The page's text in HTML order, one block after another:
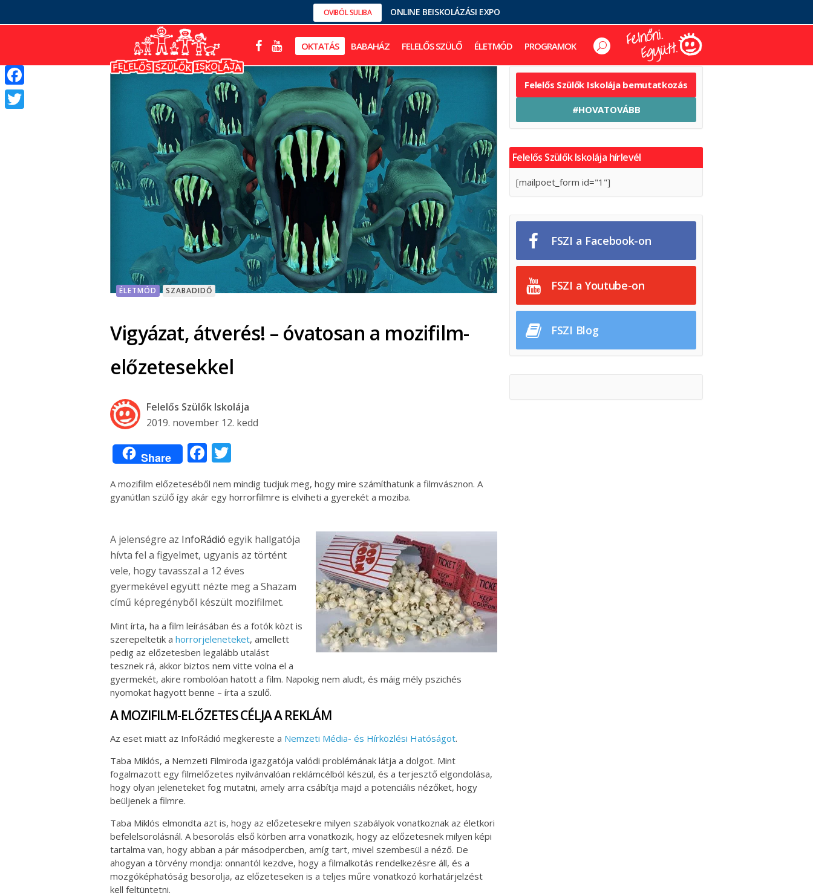
OVIBÓL SULIBA ONLINE BEISKOLÁZÁSI EXPO
OKTATÁS BABAHÁZ FELELŐS SZÜLŐ ÉLETMÓD PROGRAMOK
ÉLETMÓD SZABADIDŐ
Vigyázat, átverés! – óvatosan a mozifilm-
előzetesekkel
Felelős Szülők Iskolája
2019. november 12. kedd
Share Facebook
A mozifilm előzeteséből nem mindig tudjuk meg, hogy mire számíthatunk a filmvásznon. A
gyanútlan szülő így akár egy horrorfilmre is elviheti a gyerekét a moziba.
A jelenségre az InfoRádió egyik hallgatója
hívta fel a figyelmet, ugyanis az történt
vele, hogy tavasszal a 12 éves
gyermekével együtt nézte meg a Shazam
című képregényből készült mozifilmet.
Mint írta, ha a film leírásában és a fotók közt is
szerepeltetik a horrorjeleneteket, amellett
pedig az előzetesben legalább utalást
tesznek rá, akkor biztos nem vitte volna el a
gyermekét, akire rombolóan hatott a film. Napokig nem aludt, és máig mély pszichés
nyomokat hagyott benne – írta a szülő.
A MOZIFILM-ELŐZETES CÉLJA A REKLÁM
Az eset miatt az InfoRádió megkereste a Nemzeti Média- és Hírközlési Hatóságot.
Taba Miklós, a Nemzeti Filmiroda igazgatója valódi problémának látja a dolgot. Mint
fogalmazott egy filmelőzetes nyilvánvalóan reklámcélból készül, és a terjesztő elgondolása,
hogy olyan jeleneteket fog mutatni, amely arra csábítja majd a potenciális nézőket, hogy
beüljenek a filmre.
Taba Miklós elmondta azt is, hogy az előzetesekre milyen szabályok vonatkoznak az életkori
befelelsorolásnál. A besorolás első körben arra vonatkozik, hogy az előzetesnek milyen képi
tartalma van, hogy abban a pár másodpercben, amíg tart, mivel szembesül a néző. De
ahogyan a törvény mondja: onnantól kezdve, hogy a filmalkotás rendelkezésre áll, és a
mozgóképhatóság besorolja, az előzeteseken is a teljes műre vonatkozó korhatárjelzést
kell feltüntetni.
Felelős Szülők Iskolája bemutatkozás
#HOVATOVÁBB
Felelős Szülők Iskolája hírlevél
[mailpoet_form id="1"]
FSZI a Facebook-on
FSZI a Youtube-on
FSZI Blog
Facebook